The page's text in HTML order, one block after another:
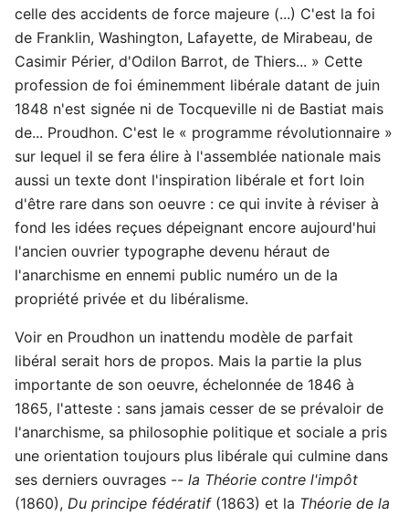
celle des accidents de force majeure (...) C'est la foi
de Franklin, Washington, Lafayette, de Mirabeau, de
Casimir Périer, d'Odilon Barrot, de Thiers... » Cette
profession de foi éminemment libérale datant de juin
1848 n'est signée ni de Tocqueville ni de Bastiat mais
de... Proudhon. C'est le « programme révolutionnaire »
sur lequel il se fera élire à l'assemblée nationale mais
aussi un texte dont l'inspiration libérale et fort loin
d'être rare dans son oeuvre : ce qui invite à réviser à
fond les idées reçues dépeignant encore aujourd'hui
l'ancien ouvrier typographe devenu héraut de
l'anarchisme en ennemi public numéro un de la
propriété privée et du libéralisme.
Voir en Proudhon un inattendu modèle de parfait
libéral serait hors de propos. Mais la partie la plus
importante de son oeuvre, échelonnée de 1846 à
1865, l'atteste : sans jamais cesser de se prévaloir de
l'anarchisme, sa philosophie politique et sociale a pris
une orientation toujours plus libérale qui culmine dans
ses derniers ouvrages -- la Théorie contre l'impôt
(1860), Du principe fédératif(1863) et la Théorie de la